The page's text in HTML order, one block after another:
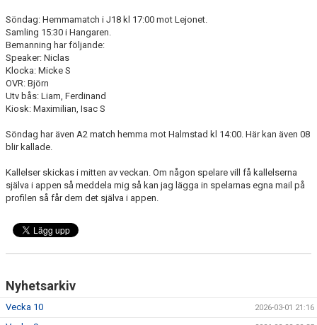
Söndag: Hemmamatch i J18 kl 17:00 mot Lejonet.
Samling 15:30 i Hangaren.
Bemanning har följande:
Speaker: Niclas
Klocka: Micke S
OVR: Björn
Utv bås: Liam, Ferdinand
Kiosk: Maximilian, Isac S
Söndag har även A2 match hemma mot Halmstad kl 14:00. Här kan även 08
blir kallade.
Kallelser skickas i mitten av veckan. Om någon spelare vill få kallelserna
själva i appen så meddela mig så kan jag lägga in spelarnas egna mail på
profilen så får dem det själva i appen.
Nyhetsarkiv
Vecka 10 2026-03-01 21:16